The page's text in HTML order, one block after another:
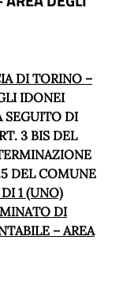
DI TORINO –
IDONEI
SEGUITO DI
3 BIS DEL
DEL COMUNE
1 (UNO)
DI
– AREA